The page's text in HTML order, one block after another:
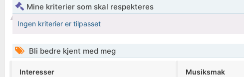
Mine kriterier som skal respekteres
Ingen kriterier er tilpasset
Bli bedre kjent med meg
Interesser Musiksmak